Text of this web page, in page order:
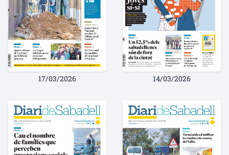
17/03/2026 14/03/2026